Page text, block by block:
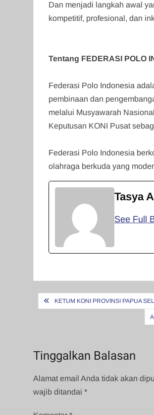
Dan menjadi langkah awal
kompetitif, profesional, dan
Tentang FEDERASI POLO
‎Federasi Polo Indonesia
pembinaan dan
melalui Musyawarah
Keputusan KONI Pusat
‎Federasi Polo Indonesia
olahraga berkuda yang
Tasya
See Full
Navigasi
KETUM KONI PROVINSI PAPUA
Tinggalkan Balasan
Alamat email Anda tidak akan
wajib ditandai*